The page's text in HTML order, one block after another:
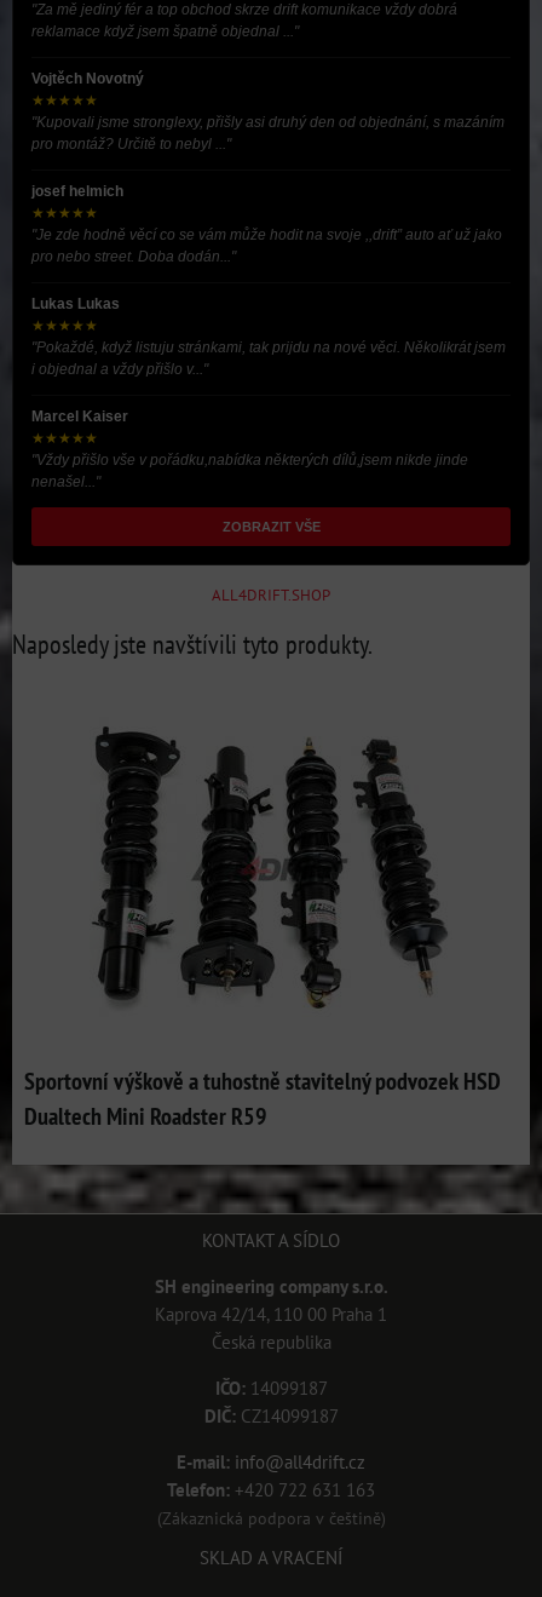
"Za mě jediný fér a top obchod skrze drift komunikace vždy dobrá
reklamace když jsem špatně objednal ..."
Vojtěch Novotný
★★★★★
"Kupovali jsme stronglexy, přišly asi druhý den od objednání, s mazáním
pro montáž? Určitě to nebyl ..."
josef helmich
★★★★★
"Je zde hodně věcí co se vám může hodit na svoje ,,drift” auto ať už jako
pro nebo street. Doba dodán..."
Lukas Lukas
★★★★★
"Pokaždé, když listuju stránkami, tak prijdu na nové věci. Několikrát jsem
i objednal a vždy přišlo v..."
Marcel Kaiser
★★★★★
"Vždy přišlo vše v pořádku,nabídka některých dílů,jsem nikde jinde
nenašel..."
ZOBRAZIT VŠE
ALL4DRIFT.SHOP
Naposledy jste navštívili tyto produkty.
Sportovní výškově a tuhostně stavitelný podvozek HSD
Dualtech Mini Roadster R59
KONTAKT A SÍDLO
SH engineering company s.r.o.
Kaprova 42/14, 110 00 Praha 1
Česká republika
IČO:14099187
DIČ:CZ14099187
E-mail: info@all4drift.cz
Telefon: +420 722 631 163
(Zákaznická podpora v češtině)
SKLAD A VRACENÍ